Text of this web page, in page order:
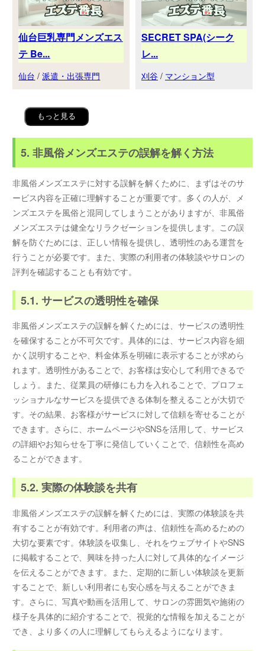
仙台巨乳専門メンズエス
テ Be...
仙台 /派遣・出張専門
SECRET SPA(シーク
レ...
刈谷 / マンション型
もっと見る
5. 非風俗メンズエステの誤解を解く方法
非風俗メンズエステに対する誤解を解くために、まずはそのサ
ービス内容を正確に理解することが重要です。多くの人が、メ
ンズエステを風俗と混同してしまうことがありますが、非風俗
メンズエステは健全なリラクゼーションを提供します。この誤
解を防ぐためには、正しい情報を提供し、透明性のある運営を
行うことが必要です。また、実際の利用者の体験談やサロンの
評判を確認することも有効です。
5.1. サービスの透明性を確保
非風俗メンズエステの誤解を解くためには、サービスの透明性
を確保することが不可欠です。具体的には、サービス内容を細
かく説明することや、料金体系を明確に表示することが求めら
れます。透明性があることで、お客様は安心して利用できるで
しょう。また、従業員の研修にも力を入れることで、プロフェ
ッショナルなサービスを提供できる体制を整えることが大切で
す。その結果、お客様がサービスに対して信頼を寄せることが
できます。さらに、ホームページやSNSを活用して、サービス
の詳細やお知らせを丁寧に発信していくことで、信頼性を高め
ることができます。
5.2. 実際の体験談を共有
非風俗メンズエステの誤解を解くためには、実際の体験談を共
有することが有効です。利用者の声は、信頼性を高めるための
大切な要素です。体験談を収集し、それをウェブサイトやSNS
に掲載することで、興味を持った人に対して具体的なイメージ
を伝えることができます。また、定期的に新しい体験談を更新
することで、新しい利用者にも安心感を与えることができま
す。さらに、写真や動画を活用して、サロンの雰囲気や施術の
様子を具体的に紹介することで、視覚的な情報を加えることが
でき、より多くの人に理解してもらえるようになります。